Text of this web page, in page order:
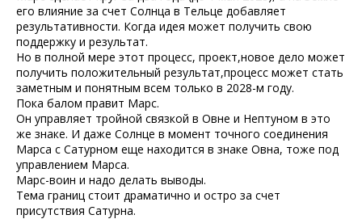
его влияние за счет Солнца в Тельце добавляет
результативности. Когда идея может получить свою
поддержку и результат.
Но в полной мере этот процесс, проект,новое дело может
получить положительный результат,процесс может стать
заметным и понятным всем только в 2028-м году.
Пока балом правит Марс.
Он управляет тройной связкой в Овне и Нептуном в это
же знаке. И даже Солнце в момент точного соединения
Марса с Сатурном еще находится в знаке Овна, тоже под
управлением Марса.
Марс-воин и надо делать выводы.
Тема границ стоит драматично и остро за счет
присутствия Сатурна.